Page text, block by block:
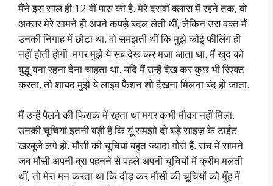
मैंने इस साल ही 12 वीं पास की है. मेरे दसवीं क्लास में रहने तक, वो
अक्सर मेरे सामने ही अपने कपड़े बदल लेती थीं, लेकिन उस वक्त मैं
उनकी निगाह में छोटा था. वो समझती थीं कि मुझे कोई फीलिंग ही
नहीं होती होगी. मगर मुझे ये सब देख कर मजा आता था. मैं खुद को
बुद्धू बना रहना देना चाहता था. यदि मैं उन्हें देख कर कुछ भी रिएक्ट
करता, तो शायद मुझे ये लाइव फैशन शो देखना मिलना बंद हो जाता.
मैं उन्हें पेलने की फिराक में रहता था मगर कभी मौका नहीं मिला.
उनकी चूचियां इतनी बड़ी हैं कि यूं समझो दो बड़े साइज़ के टाईट
खरबूजे लगे हों. मौसी की चूचियां बहुत ज्यादा गोरी हैं. सच में सामने
जब मौसी अपनी ब्रा पहनने से पहले अपनी चूचियों में क्रीम मलती
थीं, तो मेरा मन करता था कि दौड़ कर मौसी की चूचियों को मुँह में